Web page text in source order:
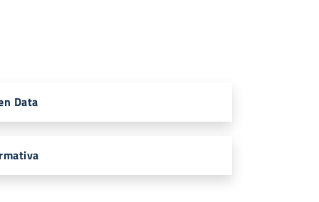
Data